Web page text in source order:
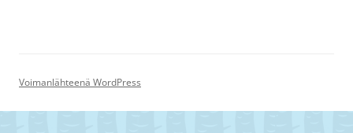
Voimanlähteenä WordPress